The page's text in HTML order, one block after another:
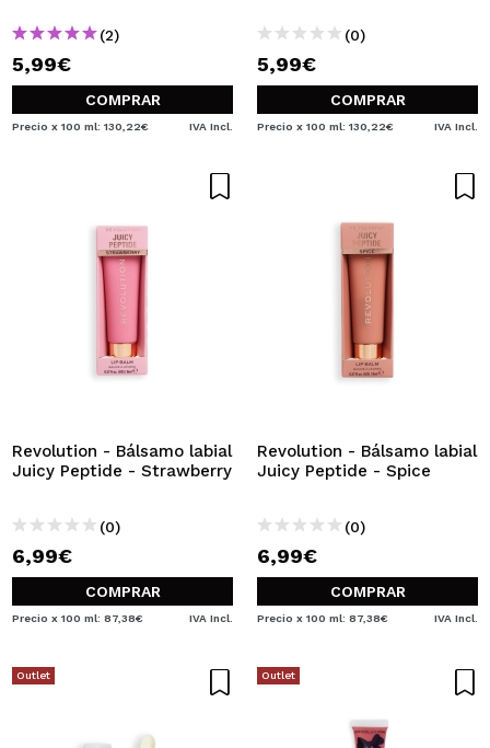
(2)
5,99€
COMPRAR
Precio x 100 ml: 130,22€ IVA Incl.
(0)
5,99€
COMPRAR
Precio x 100 ml: 130,22€ IVA Incl.
Revolution - Bálsamo labial
Juicy Peptide - Strawberry
(0)
6,99€
COMPRAR
Precio x 100 ml: 87,38€ IVA Incl.
Revolution - Bálsamo labial
Juicy Peptide - Spice
(0)
6,99€
COMPRAR
Precio x 100 ml: 87,38€ IVA Incl.
Outlet Outlet